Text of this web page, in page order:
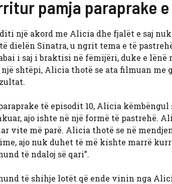
pamja paraprake e
një akord me Alicia dhe fjalët e saj
dielën Sinatra, u ngrit tema e të
i saj i braktisi në fëmijëri, duke e lënë
shtëpi, Alicia thotë se ata filmuan
të episodit 10, Alicia
ajo ishte në një formë të pastrehë.
vite më parë. Alicia thotë se në
ajo nuk duhet të më kishte marrë
të ndaloj së qari”.
të shihje lotët që ende vinin nga